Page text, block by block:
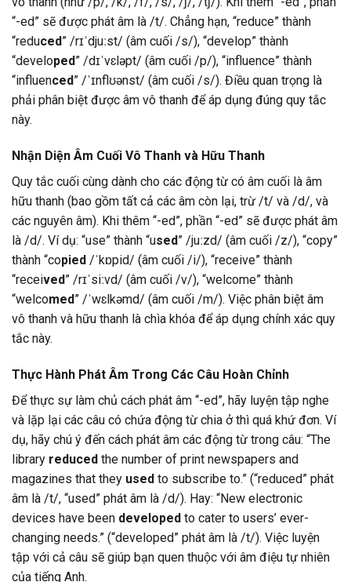
“-ed” sẽ được phát âm là /t/. Chẳng hạn, “reduce” thành
“reduced” /rɪˈdjuːst/ (âm cuối /s/), “develop” thành
“developed” /dɪˈvɛləpt/ (âm cuối /p/), “influence” thành
“influenced” /ˈɪnflʊənst/ (âm cuối /s/). Điều quan trọng là
phải phân biệt được âm vô thanh để áp dụng đúng quy tắc
này.
Nhận Diện Âm Cuối Vô Thanh và Hữu Thanh
Quy tắc cuối cùng dành cho các động từ có âm cuối là âm
hữu thanh (bao gồm tất cả các âm còn lại, trừ /t/ và /d/, và
các nguyên âm). Khi thêm “-ed”, phần “-ed” sẽ được phát âm
là /d/. Ví dụ: “use” thành “used” /juːzd/ (âm cuối /z/), “copy”
thành “copied /ˈkɒpid/ (âm cuối /i/), “receive” thành
“received” /rɪˈsiːvd/ (âm cuối /v/), “welcome” thành
“welcomed” /ˈwɛlkəmd/ (âm cuối /m/). Việc phân biệt âm
vô thanh và hữu thanh là chìa khóa để áp dụng chính xác quy
tắc này.
Thực Hành Phát Âm Trong Các Câu Hoàn Chỉnh
Để thực sự làm chủ cách phát âm “-ed”, hãy luyện tập nghe
và lặp lại các câu có chứa động từ chia ở thì quá khứ đơn. Ví
dụ, hãy chú ý đến cách phát âm các động từ trong câu: “The
library reduced the number of print newspapers and
magazines that they used to subscribe to.” (“reduced” phát
âm là /t/, “used” phát âm là /d/). Hay: “New electronic
devices have been developed to cater to users’ ever-
changing needs.” (“developed” phát âm là /t/). Việc luyện
tập với cả câu sẽ giúp bạn quen thuộc với âm điệu tự nhiên
của tiếng Anh.